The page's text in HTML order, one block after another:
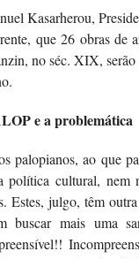
Kasarherou,
que 26 obras de
no séc. XIX, serão
e a problemática
palopianos, ao que
política cultural, nem
Estes, julgo, têm
buscar mais uma